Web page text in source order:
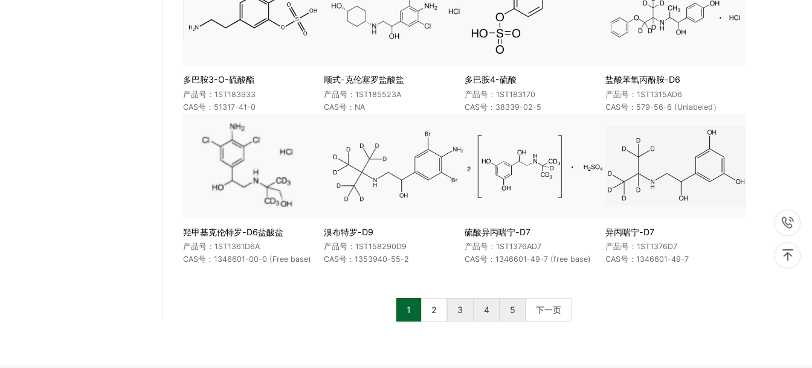


多巴胺3-O-硫酸酯
产品号：1ST183933
CAS号：51317-41-0
顺式-克伦塞罗盐酸盐
产品号：1ST185523A
CAS号：NA
多巴胺4-硫酸
产品号：1ST183170
CAS号：38339-02-5
盐酸苯氧丙酚胺-D6
产品号：1ST1315AD6
CAS号：579-56-6 (Unlabeled）
羟甲基克伦特罗-D6盐酸盐
产品号：1ST1361D6A
CAS号：1346601-00-0 (Free base)
溴布特罗-D9
产品号：1ST158290D9
CAS号：1353940-55-2
硫酸异丙喘宁-D7
产品号：1ST1376AD7
CAS号：1346601-49-7 (free base)
异丙喘宁-D7
产品号：1ST1376D7
CAS号：1346601-49-7
1 2 3 4 5 下一页